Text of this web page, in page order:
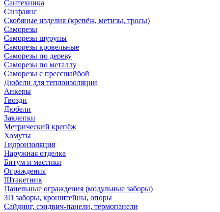
Сантехника
Санфаянс
Скобяные изделия (крепёж, метизы, тросы)
Саморезы
Саморезы шурупы
Саморезы кровельные
Саморезы по дереву
Саморезы по металлу
Саморезы с прессшайбой
Дюбели для теплоизоляции
Анкеры
Гвозди
Дюбели
Заклепки
Метрический крепёж
Хомуты
Гидроизоляция
Наружная отделка
Битум и мастики
Ограждения
Штакетник
Панельные ограждения (модульные заборы)
3D заборы, кронштейны, опоры
Cайдинг, сэндвич-панели, термопанели